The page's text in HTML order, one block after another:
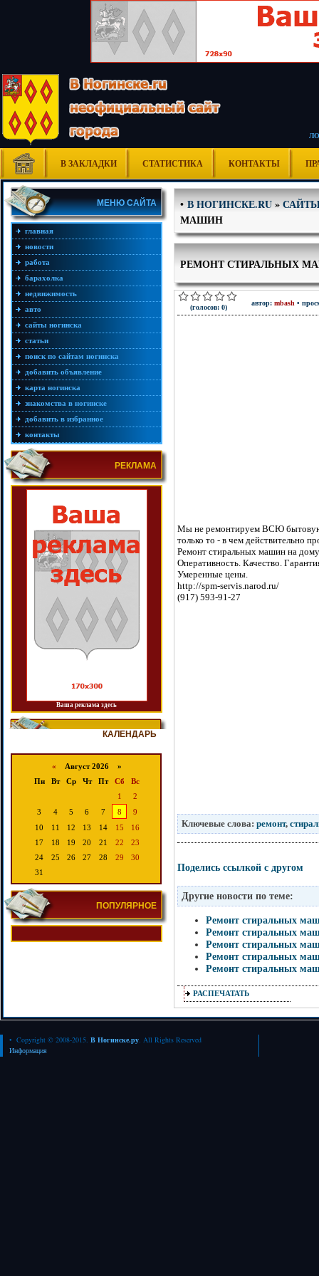
В ЗАКЛАДКИ СТАТИСТИКА КОНТАКТЫ
МЕНЮ САЙТА
главная
новости
работа
барахолка
недвижимость
авто
сайты ногинска
статьи
поиск по сайтам ногинска
добавить объявление
карта ногинска
знакомства в ногинске
добавить в избранное
контакты
РЕКЛАМА
Ваша реклама здесь
КАЛЕНДАРЬ
« Август 2026 »
Пн
Вт Ср Чт Пт Сб
Вс
1
2
3
4 5 6 7 8
9
10
11 12 13 14 15
16
17
18 19 20 21 22
23
24
25 26 27 28 29
30
31
ПОПУЛЯРНОЕ
•В НОГИНСКЕ.RU»
МАШИН
РЕМОНТ СТИРАЛЬНЫХ
(голосов: 0)
автор: mbash •
Мы не ремонтируем ВСЮ
только то - в чем действительно
Ремонт стиральных машин на
Оперативность. Качество.
Умеренные цены.
http://spm-servis.narod.ru/
(917) 593-91-27
Ключевые слова: ремонт,
Поделись ссылкой с другом
Другие новости по теме:
Ремонт стиральных
Ремонт стиральных
Ремонт стиральных
Ремонт стиральных
Ремонт стиральных
РАСПЕЧАТАТЬ
• Copyright © 2008-2015. В Ногинске.ру. All Rights Reserved
Информация